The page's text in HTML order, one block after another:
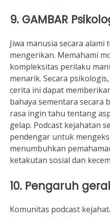
9. GAMBAR
Jiwa manusia secara
mengerikan. Memahami
kompleksitas perilaku
menarik. Secara
cerita ini dapat
bahaya sementara secara
rasa ingin tahu tentang
gelap. Podcast kejahatan
pendengar untuk
menumbuhkan
ketakutan sosial dan
10. Pengaruh
Komunitas podcast